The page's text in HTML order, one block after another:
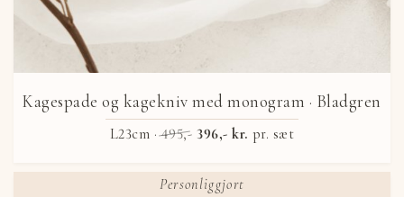
Kagespade og kagekniv med monogram · Bladgren
L23cm ·495,- 396,- kr. pr. sæt
Personliggjort